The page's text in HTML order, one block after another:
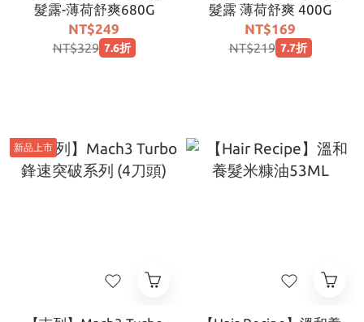
髮露-薄荷舒爽680G
NT$249
NT$329 7.6折
髮露 薄荷舒爽 400G
NT$169
NT$219 7.7折
新品上市